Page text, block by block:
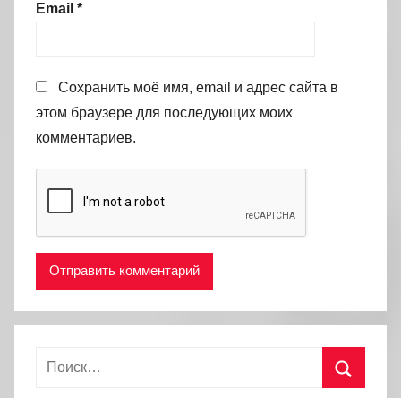
Email *
Сохранить моё имя, email и адрес сайта в
этом браузере для последующих моих
комментариев.
Найти: